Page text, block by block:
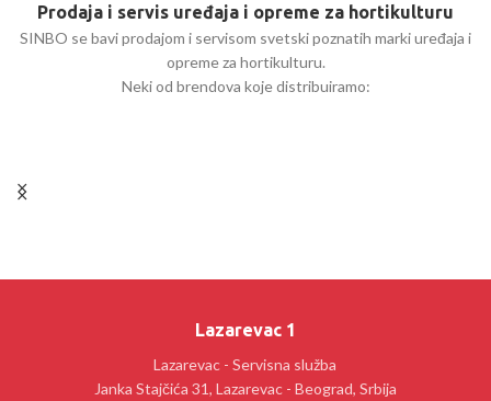
Prodaja i servis uređaja i opreme za hortikulturu
SINBO se bavi prodajom i servisom svetski poznatih marki uređaja i
opreme za hortikulturu.
Neki od brendova koje distribuiramo:
Lazarevac 1
Lazarevac - Servisna služba
Janka Stajčića 31, Lazarevac - Beograd, Srbija